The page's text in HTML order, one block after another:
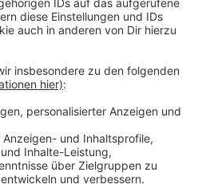
Ihre
um den YouTube
zu laden!
einen Service eines
um Videoinhalte
Service kann
Aktivitäten
lesen Sie die
stimmen Sie der